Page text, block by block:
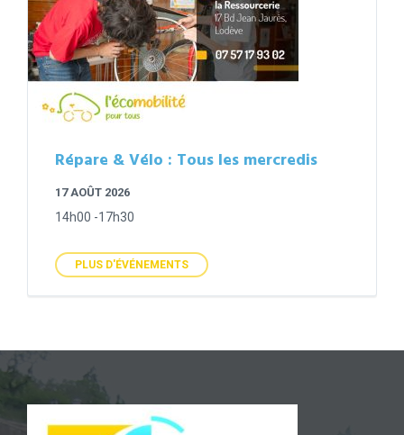
Répare & Vélo : Tous les mercredis
17 AOÛT 2026
14h00 -17h30
PLUS D'ÉVÉNEMENTS